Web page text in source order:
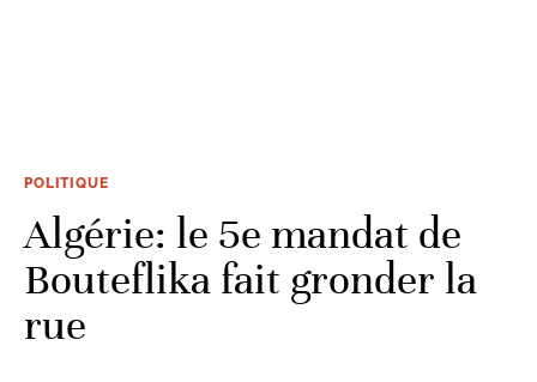
POLITIQUE
Algérie: le 5e mandat de
Bouteflika fait gronder la
rue